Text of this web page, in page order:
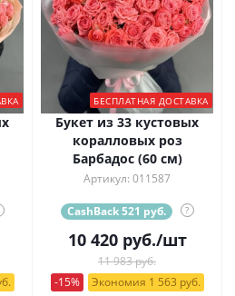
БЕСПЛАТНАЯ ДОСТАВКА
Букет из 33 кустовых
коралловых роз
Барбадос (60 см)
Артикул: 011587
CashBack 521 руб. ?
10 420руб./шт
11 983 руб.
-15%
Экономия 1 563 руб.